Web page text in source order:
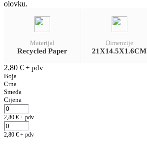
olovku.
Materijal
Recycled Paper
Dimenzije
21X14.5X1.6CM
2,80 € + pdv
Boja
Crna
Smeđa
Cijena
2,80 € + pdv
2,80 € + pdv